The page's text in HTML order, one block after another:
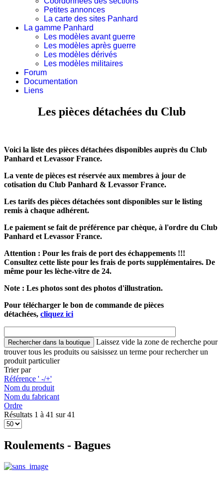
Petites annonces
La carte des sites Panhard
La gamme Panhard
Les modèles avant guerre
Les modèles après guerre
Les modèles dérivés
Les modèles militaires
Forum
Documentation
Liens
Les pièces détachées du Club
Voici la liste des pièces détachées disponibles auprès du Club
Panhard et Levassor France.
La vente de pièces est réservée aux membres à jour de
cotisation du Club Panhard & Levassor France.
Les tarifs des pièces détachées sont disponibles sur le listing
remis à chaque adhérent.
Le paiement se fait de préférence par chèque, à l'ordre du Club
Panhard et Levassor France.
Attention : Pour les frais de port des échappements !!!
Consultez cette liste pour les frais de ports supplémentaires. De
même pour les lèche-vitre de 24.
Note : Les photos sont des photos d'illustration.
Pour télécharger le bon de commande de pièces
détachées, cliquez ici
Laissez vide la zone de recherche pour
trouver tous les produits ou saisissez un terme pour rechercher un
produit particulier
Trier par
Référence ' -/+'
Nom du produit
Nom du fabricant
Ordre
Résultats 1 à 41 sur 41
Roulements - Bagues